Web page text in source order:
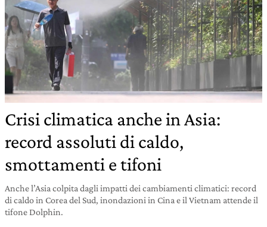
Crisi climatica anche in Asia:
record assoluti di caldo,
smottamenti e tifoni
Anche l’Asia colpita dagli impatti dei cambiamenti climatici: record
di caldo in Corea del Sud, inondazioni in Cina e il Vietnam attende il
tifone Dolphin.